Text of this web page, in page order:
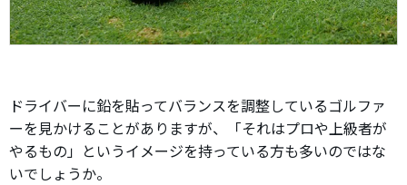
ドライバーに鉛を貼ってバランスを調整しているゴルファ
ーを見かけることがありますが、「それはプロや上級者が
やるもの」というイメージを持っている方も多いのではな
いでしょうか。